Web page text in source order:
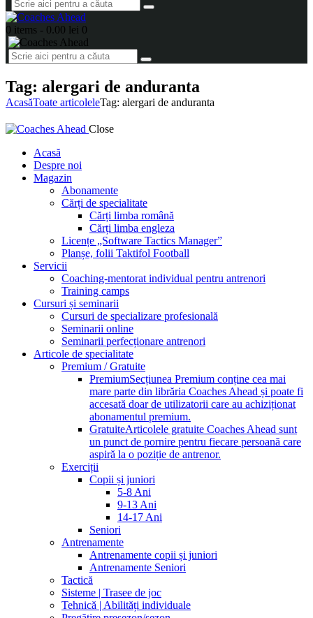
0 items - 0.00 lei 0
Tag: alergari de anduranta
AcasăToate articoleleTag: alergari de anduranta
Close
Acasă
Despre noi
Magazin
Abonamente
Cărți de specialitate
Cărți limba română
Cărți limba engleza
Licențe „Software Tactics Manager”
Planșe, folii Taktifol Football
Servicii
Coaching-mentorat individual pentru antrenori
Training camps
Cursuri și seminarii
Cursuri de specializare profesională
Seminarii online
Seminarii perfecționare antrenori
Articole de specialitate
Premium / Gratuite
PremiumSecțiunea Premium conține cea mai
mare parte din librăria Coaches Ahead și poate fi
accesată doar de utilizatorii care au achiziționat
abonamentul premium.
GratuiteArticolele gratuite Coaches Ahead sunt
un punct de pornire pentru fiecare persoană care
aspiră la o poziție de antrenor.
Exerciții
Copii și juniori
5-8 Ani
9-13 Ani
14-17 Ani
Seniori
Antrenamente
Antrenamente copii și juniori
Antrenamente Seniori
Tactică
Sisteme | Trasee de joc
Tehnică | Abilități individuale